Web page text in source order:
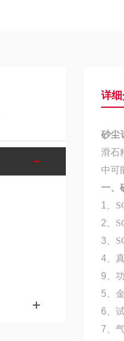
详
砂尘
滑石
中可
一、
1
2
3
4 、
9 、
5 、
6 、
7 、